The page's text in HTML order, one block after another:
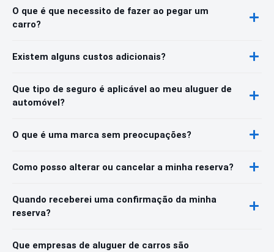
O que é que necessito de fazer ao pegar um
carro?
Existem alguns custos adicionais?
Que tipo de seguro é aplicável ao meu aluguer de
automóvel?
O que é uma marca sem preocupações?
Como posso alterar ou cancelar a minha reserva?
Quando receberei uma confirmação da minha
reserva?
Que empresas de aluguer de carros são